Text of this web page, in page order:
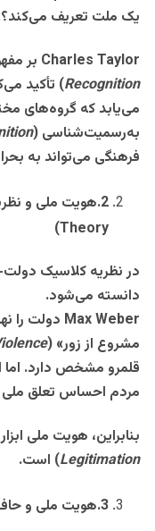
یک ملت تعریف می‌کند؟
Charles Taylor بر
Recognition
) تأکید
می‌یابد که گروه‌های
به‌رسمیت‌شناسی (
فرهنگی می‌تواند به
2
.هویت ملی و
Theory)
در نظریه کلاسیک
دانسته می‌شود.
Max Weber دولت را
مشروع از زور» (
قلمرو مشخص دارد. اما
مردم احساس تعلق ملی
بنابراین، هویت ملی
Legitimation
) است.
3
.هویت ملی و